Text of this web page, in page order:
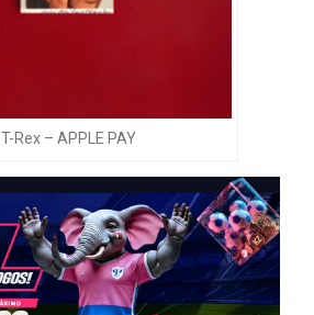
T-Rex – APPLE PAY